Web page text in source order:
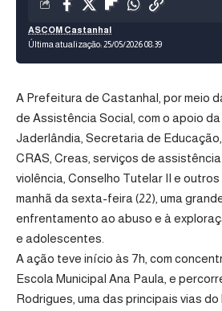
Última atualização: 25/05/2026 08:39
ASCOM Castanhal
A Prefeitura de Castanhal, por meio
de Assistência Social, com o apoio
Jaderlândia, Secretaria de
CRAS, Creas, serviços de
violência, Conselho Tutelar II e
manhã da sexta-feira (22), uma
enfrentamento ao abuso e à
e adolescentes.
A ação teve início às 7h, com
Escola Municipal Ana Paula, e
Rodrigues, uma das principais vias